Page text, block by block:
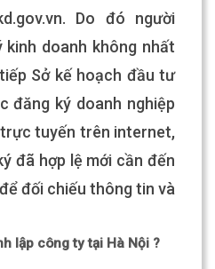
Do đó người
doanh không nhất
Sở kế hoạch đầu tư
đăng ký doanh nghiệp
tuyến trên internet,
đã hợp lệ mới cần đến
đối chiếu thông tin và
lập công ty tại Hà Nội ?